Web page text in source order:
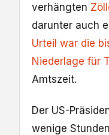
verhängten
darunter auch
Urteil war die
Niederlage für
Amtszeit.
Der US-
wenige